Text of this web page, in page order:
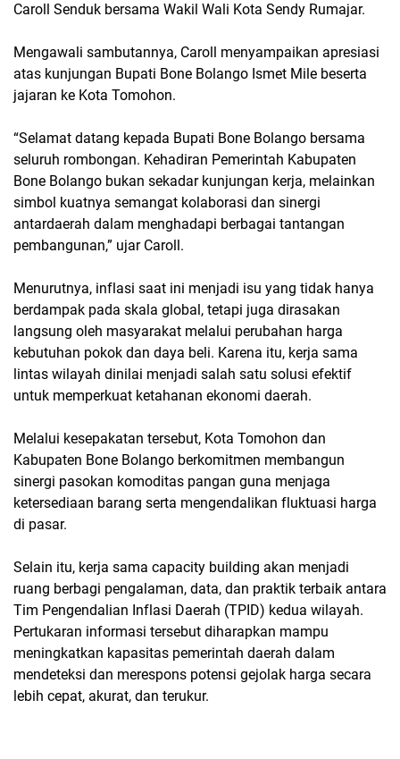
Caroll Senduk bersama Wakil Wali Kota Sendy Rumajar.
Mengawali sambutannya, Caroll menyampaikan apresiasi
atas kunjungan Bupati Bone Bolango Ismet Mile beserta
jajaran ke Kota Tomohon.
“Selamat datang kepada Bupati Bone Bolango bersama
seluruh rombongan. Kehadiran Pemerintah Kabupaten
Bone Bolango bukan sekadar kunjungan kerja, melainkan
simbol kuatnya semangat kolaborasi dan sinergi
antardaerah dalam menghadapi berbagai tantangan
pembangunan,” ujar Caroll.
Menurutnya, inflasi saat ini menjadi isu yang tidak hanya
berdampak pada skala global, tetapi juga dirasakan
langsung oleh masyarakat melalui perubahan harga
kebutuhan pokok dan daya beli. Karena itu, kerja sama
lintas wilayah dinilai menjadi salah satu solusi efektif
untuk memperkuat ketahanan ekonomi daerah.
Melalui kesepakatan tersebut, Kota Tomohon dan
Kabupaten Bone Bolango berkomitmen membangun
sinergi pasokan komoditas pangan guna menjaga
ketersediaan barang serta mengendalikan fluktuasi harga
di pasar.
Selain itu, kerja sama capacity building akan menjadi
ruang berbagi pengalaman, data, dan praktik terbaik antara
Tim Pengendalian Inflasi Daerah (TPID) kedua wilayah.
Pertukaran informasi tersebut diharapkan mampu
meningkatkan kapasitas pemerintah daerah dalam
mendeteksi dan merespons potensi gejolak harga secara
lebih cepat, akurat, dan terukur.